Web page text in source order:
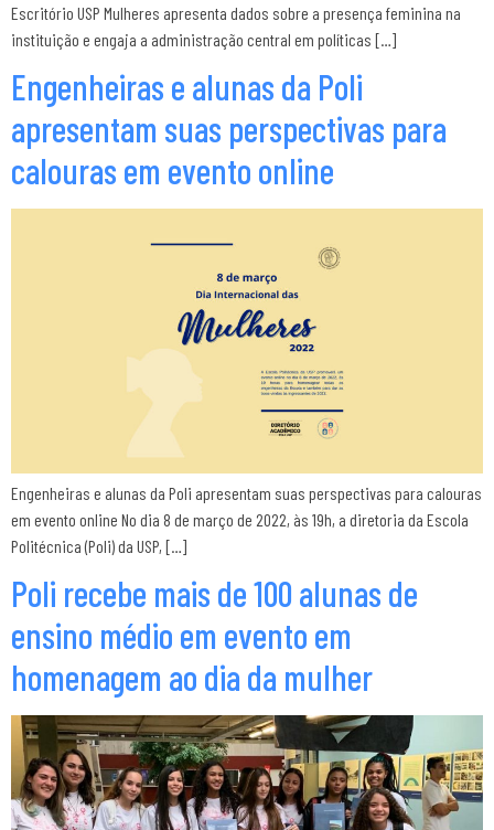
Escritório USP Mulheres apresenta dados sobre a presença feminina na
instituição e engaja a administração central em políticas […]
Engenheiras e alunas da Poli
apresentam suas perspectivas para
calouras em evento online
Engenheiras e alunas da Poli apresentam suas perspectivas para calouras
em evento online No dia 8 de março de 2022, às 19h, a diretoria da Escola
Politécnica (Poli) da USP, […]
Poli recebe mais de 100 alunas de
ensino médio em evento em
homenagem ao dia da mulher